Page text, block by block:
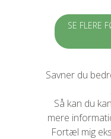
SE FLERE
Savner du
Så kan du
mere
Fortæl mig